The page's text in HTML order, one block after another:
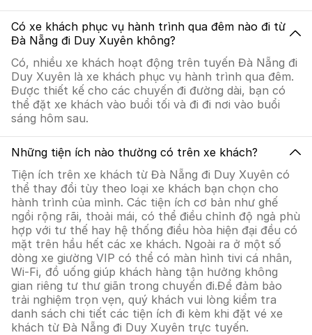
Có xe khách phục vụ hành trình qua đêm nào đi từ
Đà Nẵng đi Duy Xuyên không?
Có, nhiều xe khách hoạt động trên tuyến Đà Nẵng đi
Duy Xuyên là xe khách phục vụ hành trình qua đêm.
Được thiết kế cho các chuyến đi đường dài, bạn có
thể đặt xe khách vào buổi tối và đi đi nơi vào buổi
sáng hôm sau.
Những tiện ích nào thường có trên xe khách?
Tiện ích trên xe khách từ Đà Nẵng đi Duy Xuyên có
thể thay đổi tùy theo loại xe khách bạn chọn cho
hành trình của mình. Các tiện ích cơ bản như ghế
ngồi rộng rãi, thoải mái, có thể điều chỉnh độ ngả phù
hợp với tư thế hay hệ thống điều hòa hiện đại đều có
mặt trên hầu hết các xe khách. Ngoài ra ở một số
dòng xe giường VIP có thể có màn hình tivi cá nhân,
Wi-Fi, đồ uống giúp khách hàng tận hưởng không
gian riêng tư thư giãn trong chuyến đi.Để đảm bảo
trải nghiệm trọn vẹn, quý khách vui lòng kiểm tra
danh sách chi tiết các tiện ích đi kèm khi đặt vé xe
khách từ Đà Nẵng đi Duy Xuyên trực tuyến.